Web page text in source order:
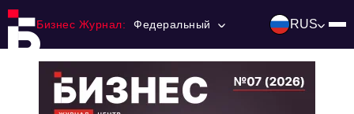
Бизнес Журнал: Федеральный RUS